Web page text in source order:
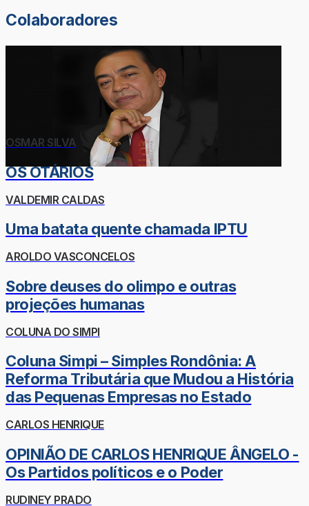
Colaboradores
OSMAR SILVA
OS OTÁRIOS
VALDEMIR CALDAS
Uma batata quente chamada IPTU
AROLDO VASCONCELOS
Sobre deuses do olimpo e outras
projeções humanas
COLUNA DO SIMPI
Coluna Simpi – Simples Rondônia: A
Reforma Tributária que Mudou a História
das Pequenas Empresas no Estado
CARLOS HENRIQUE
OPINIÃO DE CARLOS HENRIQUE ÂNGELO -
Os Partidos políticos e o Poder
RUDINEY PRADO